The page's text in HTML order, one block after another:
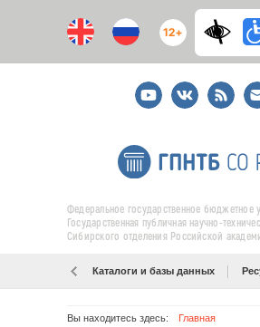
12+
YoutubeВКонтакте
RSS
E-
Федеральное государственное бюджетное
Государственная публичная научно-
Сибирского отделения Российской
Каталоги и базы данных
Вы находитесь здесь: Главная